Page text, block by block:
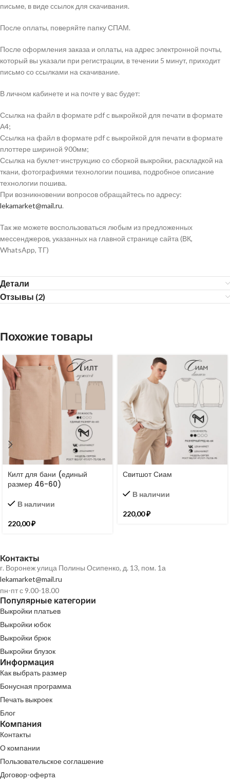
письме, в виде ссылок для скачивания.
После оплаты, поверяйте папку СПАМ.
После оформления заказа и оплаты, на адрес электронной почты,
который вы указали при регистрации, в течении 5 минут, приходит
письмо со ссылками на скачивание.
В личном кабинете и на почте у вас будет:
Ссылка на файл в формате pdf с выкройкой для печати в формате
А4;
Ссылка на файл в формате pdf с выкройкой для печати в формате
плоттере шириной 900мм;
Ссылка на буклет-инструкцию со сборкой выкройки, раскладкой на
ткани, фотографиями технологии пошива, подробное описание
технологии пошива.
При возникновении вопросов обращайтесь по адресу:
lekamarket@mail.ru.
Так же можете воспользоваться любым из предложенных
мессенджеров, указанных на главной странице сайта (ВК,
WhatsApp, ТГ)
Детали
Отзывы (2)
Похожие товары
Килт для бани (единый
размер 46-60)
В наличии
220,00₽
Свитшот Сиам
В наличии
220,00₽
Контакты
г. Воронеж улица Полины Осипенко, д. 13, пом. 1а
lekamarket@mail.ru
пн-пт с 9.00-18.00
Популярные категории
Выкройки платьев
Выкройки юбок
Выкройки брюк
Выкройки блузок
Информация
Как выбрать размер
Бонусная программа
Печать выкроек
Блог
Компания
Контакты
О компании
Пользовательское соглашение
Договор-оферта